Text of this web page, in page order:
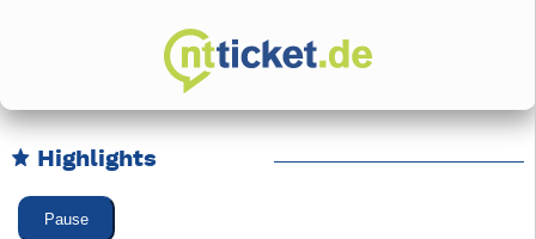
Highlights
Karussell Veranstaltungen überspringen
Pause